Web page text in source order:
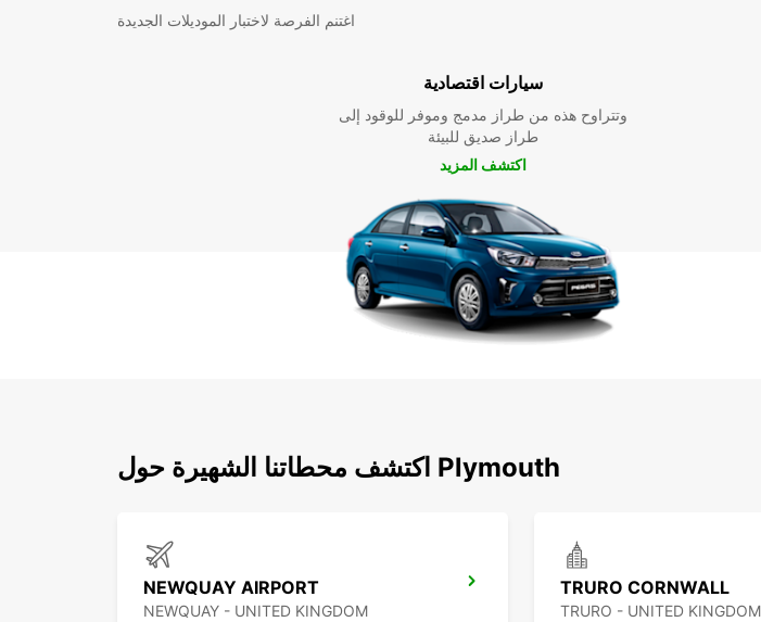
اغتنم الفرصة لاختبار الموديلات الجديدة
سيارات اقتصادية
وتتراوح هذه من طراز مدمج وموفر للوقود إلى
طراز صديق للبيئة
اكتشف المزيد
اكتشف محطاتنا الشهيرة حول Plymouth
NEWQUAY AIRPORT
NEWQUAY - UNITED KINGDOM
TRURO CORNWALL
TRURO - UNITED KINGDOM